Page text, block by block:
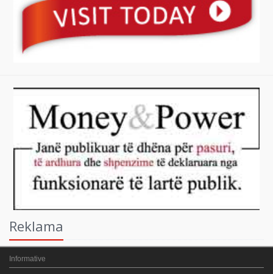
Reklama
Informative